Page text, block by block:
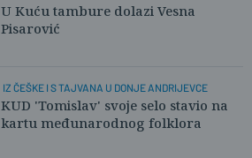
U Kuću tambure dolazi Vesna
Pisarović
IZ ČEŠKE I S TAJVANA U DONJE ANDRIJEVCE
KUD 'Tomislav' svoje selo stavio na
kartu međunarodnog folklora